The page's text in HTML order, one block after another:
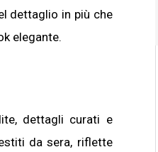
dettaglio in più che
elegante.
dettagli curati e
da sera, riflette